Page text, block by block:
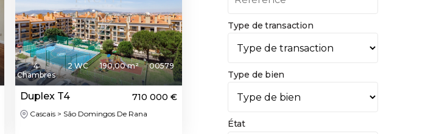
4
Chambres
2 WC 190,00 m² 00579
Duplex T4 710 000 €
Cascais > São Domingos De Rana
Type de transaction
Type de bien
État